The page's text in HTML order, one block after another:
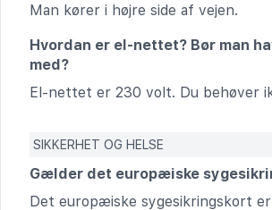
Man kører i højre side af vejen.
Hvordan er el-nettet? Bør man
med?
El-nettet er 230 volt. Du behøver
SIKKERHET OG HELSE
Gælder det europæiske
Det europæiske sygesikringskort